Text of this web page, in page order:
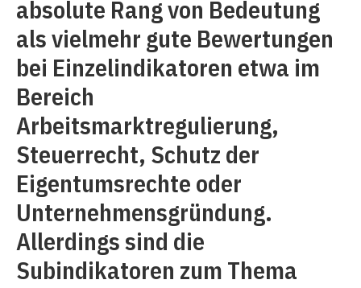
absolute Rang von Bedeutung
als vielmehr gute Bewertungen
bei Einzelindikatoren etwa im
Bereich
Arbeitsmarktregulierung,
Steuerrecht, Schutz der
Eigentumsrechte oder
Unternehmensgründung.
Allerdings sind die
Subindikatoren zum Thema